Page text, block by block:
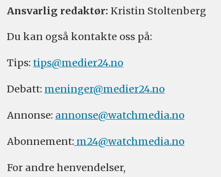
Ansvarlig redaktør: Kristin Stoltenberg
Du kan også kontakte oss på:
Tips: tips@medier24.no
Debatt: meninger@medier24.no
Annonse: annonse@watchmedia.no
Abonnement:m24@watchmedia.no
For andre henvendelser,